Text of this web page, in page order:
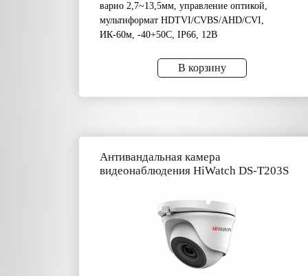
варио 2,7~13,5мм, управление оптикой,
мультиформат HDTVI/CVBS/AHD/CVI,
ИК-60м, -40+50C, IP66, 12В
В корзину
Антивандальная камера
видеонаблюдения HiWatch DS-T203S